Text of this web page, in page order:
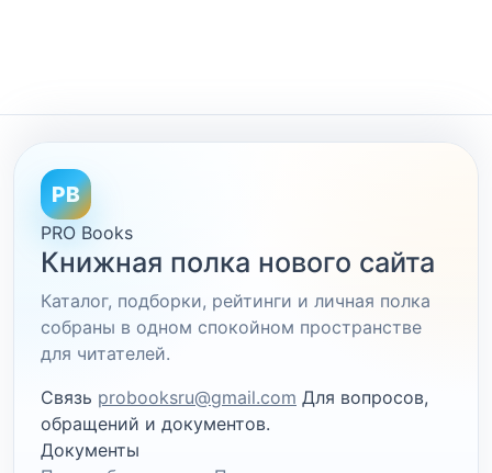
PB
PRO Books
Книжная полка нового сайта
Каталог, подборки, рейтинги и личная полка
собраны в одном спокойном пространстве
для читателей.
Связь probooksru@gmail.com Для вопросов,
обращений и документов.
Документы